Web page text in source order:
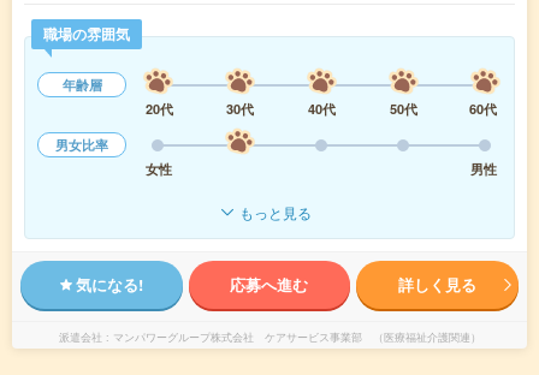
職場の雰囲気
年齢層
20代
30代 40代 50代
60代
男女比率
女性
男性
もっと見る
気になる! 応募へ進む 詳しく見る
派遣会社 マンパワーグループ株式会社 ケアサービス事業部 （医療福祉介護関連）